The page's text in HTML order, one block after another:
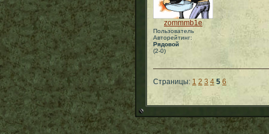
zommmb1e
Пользователь
Авторейтинг:
Рядовой
(2-0)
Страницы: 1 2 3 4 5 6